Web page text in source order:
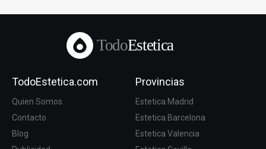
TodoEstetica
TodoEstetica.com
Quien Somos
Contacto
Blog
Provincias
Estetica Madrid
Estetica Barcelona
Estetica Valencia